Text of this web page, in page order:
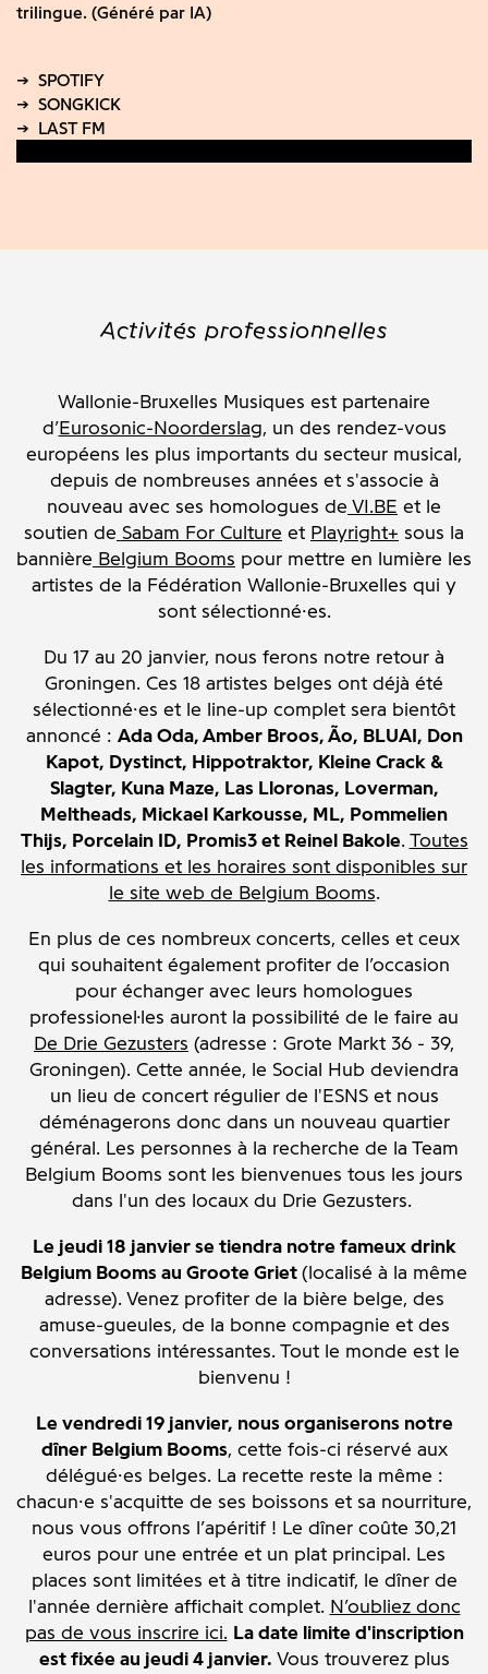
trilingue. (Généré par IA)
Activités professionnelles
Wallonie-Bruxelles Musiques est partenaire
d’Eurosonic-Noorderslag, un des rendez-vous
européens les plus importants du secteur musical,
depuis de nombreuses années et s'associe à
nouveau avec ses homologues de VI.BE et le
soutien de Sabam For Culture et Playright+ sous la
bannière Belgium Booms pour mettre en lumière les
artistes de la Fédération Wallonie-Bruxelles qui y
sont sélectionné·es.
Du 17 au 20 janvier, nous ferons notre retour à
Groningen. Ces 18 artistes belges ont déjà été
sélectionné·es et le line-up complet sera bientôt
annoncé : Ada Oda, Amber Broos, Ão, BLUAI, Don
Kapot, Dystinct, Hippotraktor, Kleine Crack &
Slagter, Kuna Maze, Las Lloronas, Loverman,
Meltheads, Mickael Karkousse, ML, Pommelien
Thijs, Porcelain ID, Promis3 et Reinel Bakole. Toutes
les informations et les horaires sont disponibles sur
le site web de Belgium Booms.
En plus de ces nombreux concerts, celles et ceux
qui souhaitent également profiter de l’occasion
pour échanger avec leurs homologues
professionel·les auront la possibilité de le faire au
De Drie Gezusters (adresse : Grote Markt 36 - 39,
Groningen). Cette année, le Social Hub deviendra
un lieu de concert régulier de l'ESNS et nous
déménagerons donc dans un nouveau quartier
général. Les personnes à la recherche de la Team
Belgium Booms sont les bienvenues tous les jours
dans l'un des locaux du Drie Gezusters.
Le jeudi 18 janvier se tiendra notre fameux drink
Belgium Booms au Groote Griet(localisé à la même
adresse). Venez profiter de la bière belge, des
amuse-gueules, de la bonne compagnie et des
conversations intéressantes. Tout le monde est le
bienvenu !
Le vendredi 19 janvier, nous organiserons notre
dîner Belgium Booms, cette fois-ci réservé aux
délégué·es belges. La recette reste la même :
chacun·e s'acquitte de ses boissons et sa nourriture,
nous vous offrons l’apéritif ! Le dîner coûte 30,21
euros pour une entrée et un plat principal. Les
places sont limitées et à titre indicatif, le dîner de
l'année dernière affichait complet. N’oubliez donc
pas de vous inscrire ici. La date limite d'inscription
est fixée au jeudi 4 janvier. Vous trouverez plus